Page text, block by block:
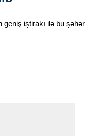
iştirakı ilə bu